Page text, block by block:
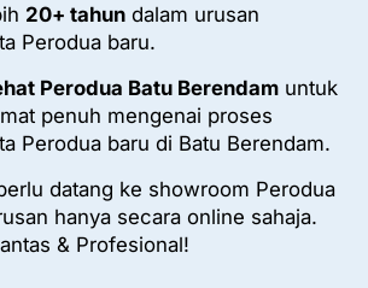
20+ tahun dalam urusan
Perodua baru.
Perodua Batu Berendam untuk
penuh mengenai proses
Perodua baru di Batu Berendam.
datang ke showroom Perodua
hanya secara online sahaja.
& Profesional!